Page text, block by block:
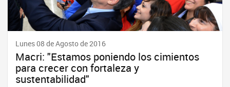
Lunes 08 de Agosto de 2016
Macri: "Estamos poniendo los cimientos
para crecer con fortaleza y
sustentabilidad"